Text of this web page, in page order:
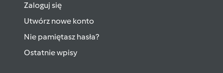
Zaloguj się
Utwórz nowe konto
Nie pamiętasz hasła?
Ostatnie wpisy